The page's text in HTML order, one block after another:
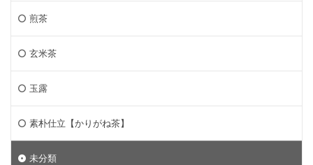
煎茶
玄米茶
玉露
素朴仕立【かりがね茶】
未分類